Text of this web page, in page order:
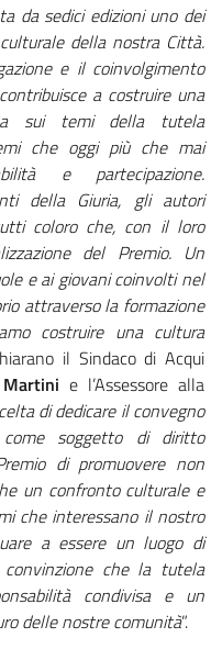
da sedici edizioni uno dei
della nostra Città.
e il coinvolgimento
a costruire una
sui temi della tutela
che oggi più che mai
e partecipazione.
della Giuria, gli autori
coloro che, con il loro
del Premio. Un
e ai giovani coinvolti nel
attraverso la formazione
costruire una cultura
il Sindaco di Acqui
e l’Assessore alla
di dedicare il convegno
soggetto di diritto
di promuovere non
un confronto culturale e
che interessano il nostro
a essere un luogo di
che la tutela
condivisa e un
delle nostre comunità”.